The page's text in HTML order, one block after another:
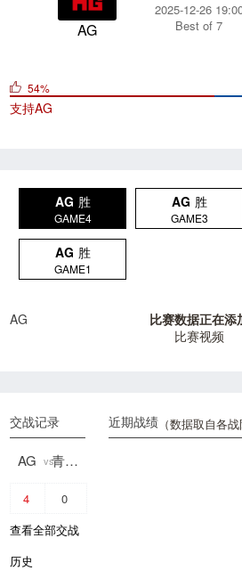
AG
2025-12-26
Best of 7
54%
支持AG
AG 胜
GAME4
AG 胜
GAME3
AG 胜
GAME1
AG
比赛数据正在添
比赛视频
近期战绩（数据取自各战
交战记录
AG vs 青训破军
4
0
查看全部交战
历史